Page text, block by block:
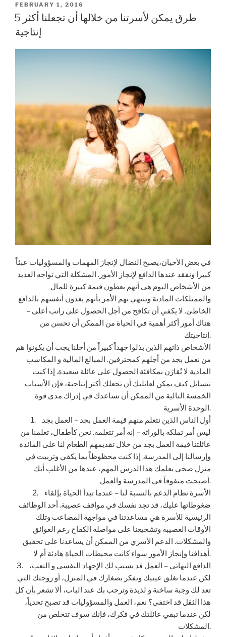
POSTED
ON
FEBRUARY 1, 2016
5 طرق يمكن لأسرتنا من خلالها أن تجعلنا أكثر
إنتاجية
في بعض الأحيان،يصبح النضال لإنجاز المهمات والمسؤوليات عبئاً
كبيرا ونفقد عندها الدافع لإنجاز الأمور. المشكلة التي تواجه العديد
من الأشخاص اليوم هي أنهم يعطون قيمة كبيرة للمال
والممتلكات المادية وينتهي بهم الأمر بأنهم يغذون أنفسهم بالدافع
الخاطئ. لا يكفي أن تكافح من أجل الحصول على راتب أعلى –
هناك أمور أكثر أهمية في الحياة من الممكن أن تحسن من
إنتاجيتك.
الأشخاص ذاتهم الذين بذلوا جهداً كبيراً من أجلنا يجب أن يكونوا هم
من نعمل بجد من أجلهم كمحترفين. المبالغ المالية و المكاسب
المادية لا تُقارَن بمكافئة الحصول على عائلة سعيدة. إذا كنت
تتسائل كيف يمكن لعائلتك أن تجعلك أكثر إنتاجية، فإن الأسباب
الخمسة التالية من الممكن أن تساعدك في إدراك مدى قوة
الوحدة الأسرية.
1. أول الناس الذين نتعلم منهم قيمة العمل بجد – العمل بجد
ليس أمر تملكه بالوراثة – إنه أمر تتعلمه. نحن كأطفال، تعلمنا من
عائلتنا قيمة العمل بجد من خلال تقديمهم الطعام لنا على المائدة
وإرسالنا إلى المدرسة. إذا كنت محظوظاً بما يكفي وتربيت في
منزل صحي يعلمك هذا الدرس المهم، عندها من الأغلب أنك
أصبحت متفوقاً في المدرسة والعمل.
2. الأسرة نظام الدعم بالنسبة لنا – عندما تبدأ الحياة بإلقاء
ضغوطاتها عليك، قد تجد نفسك في مواقف عصيبة. أحد الوظائف
الرئيسية للأسرة هي مساعدتنا في مواجهة المصاعب وتلك
الأوقات العصيبة وتشجيعنا على مواصلة الكفاح رغم العوائق
والمشكلات. الدعم الأسري من الممكن أن يساعدنا على تحقيق
أهدافنا وإنجاز الأمور سواء كانت محيطات الحياة هادئة أم لا.
3. الدافع النهائي – العمل قد يسبب لك الإجهاد النفسي و التعب،
لكن عندما تغلق عينيك وتفكر بصغارك في المنزل، أو زوجتك التي
تعد لك وجبة ساخنة و لذيذة وترحب بك عند الباب، ألا تشعر بأن كل
هذا الثقل قد اختفى؟ نعم، العمل والمسؤوليات قد تصبح تحدياً،
لكن عندما تبقي عائلتك في فكرك، فإنك سوف تتخلص من
المشكلات.